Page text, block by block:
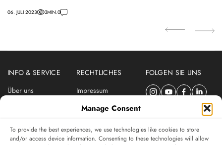
Manage Consent
To provide the best experiences, we use technologies like cookies to store
and/or access device information. Consenting to these technologies will allow
06. JULI 2023 3MIN.0
INFO & SERVICE
Über uns
RECHTLICHES
Impressum
Datenschutzerklärung
FOLGEN SIE UNS
ABONNIEREN SIE DEN SWISSWATCHES NEWSLETTER